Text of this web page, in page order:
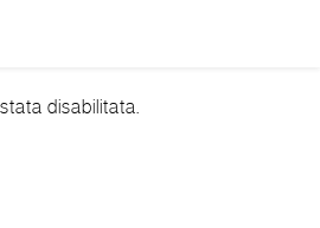
disabilitata.